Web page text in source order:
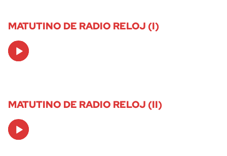
MATUTINO DE RADIO RELOJ (I)
Audio
Player
MATUTINO DE RADIO RELOJ (II)
Audio
Player